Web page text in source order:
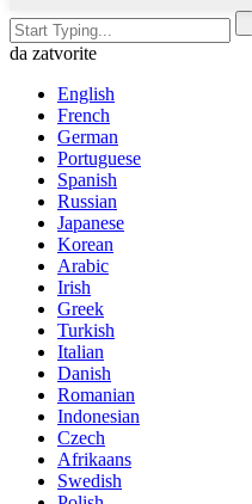
da zatvorite
English
French
German
Portuguese
Spanish
Russian
Japanese
Korean
Arabic
Irish
Greek
Turkish
Italian
Danish
Romanian
Indonesian
Czech
Afrikaans
Swedish